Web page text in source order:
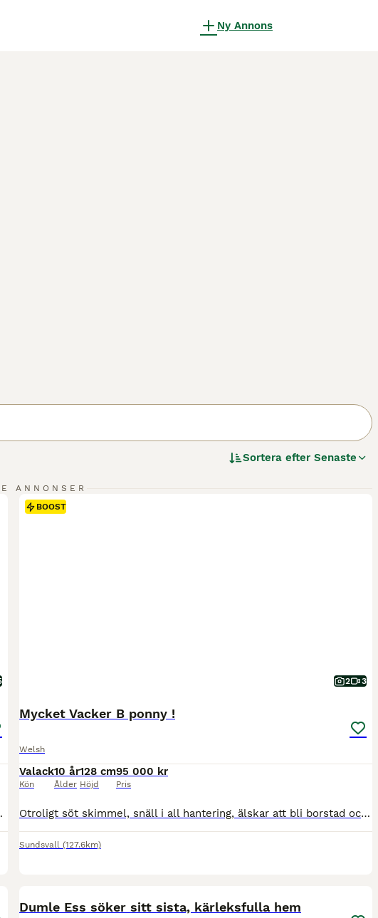
Ny Annons
Sortera efter Senaste
ANNONSER
känsla. Hon är inte utbildad/skolad men kan gå i form I skritt trav
BOOST
2 3
Mycket Vacker B ponny !
Welsh
Valack
Kön
10 år
Ålder
128 cm
Höjd
95 000 kr
Pris
Otroligt söt skimmel, snäll i all hantering, älskar att bli borstad och ompysslad av barn, lastar sig själv, van att åka runt på träningar och tävlingar. Mycket duktig dressyrponny med många vinster, även tävlat hoppning, filmer finns att få. Vaccinerad, avmaskad och kollat tänder. Har tävlingslicens för 2026. Säljes pga övergång till c ponny Ring för mer information Tel
Sundsvall (127.6km)
Dumle Ess söker sitt sista, kärleksfulla hem